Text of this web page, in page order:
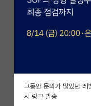
전체글보기
베스트 게시판
자유 게시판(아무개
미국 유학 게시판
그동안 문의가 많았던
시 링크 발송